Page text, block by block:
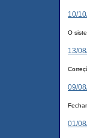
10/
O
13/
09/
01/